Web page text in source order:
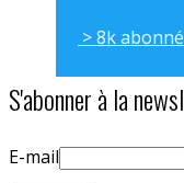
> 8k
S'abonner à la
E-mail